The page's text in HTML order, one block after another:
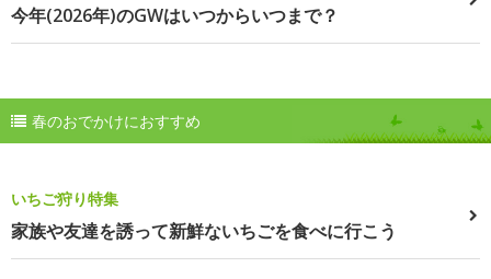
今年(2026年)のGWはいつからいつまで？
春のおでかけにおすすめ
いちご狩り特集
家族や友達を誘って新鮮ないちごを食べに行こう